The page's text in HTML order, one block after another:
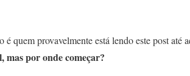
é quem provavelmente está lendo este post
mas por onde começar?